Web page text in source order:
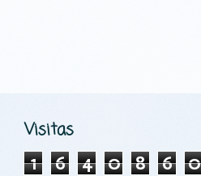
Visitas
1 6 4 0 8 6 0